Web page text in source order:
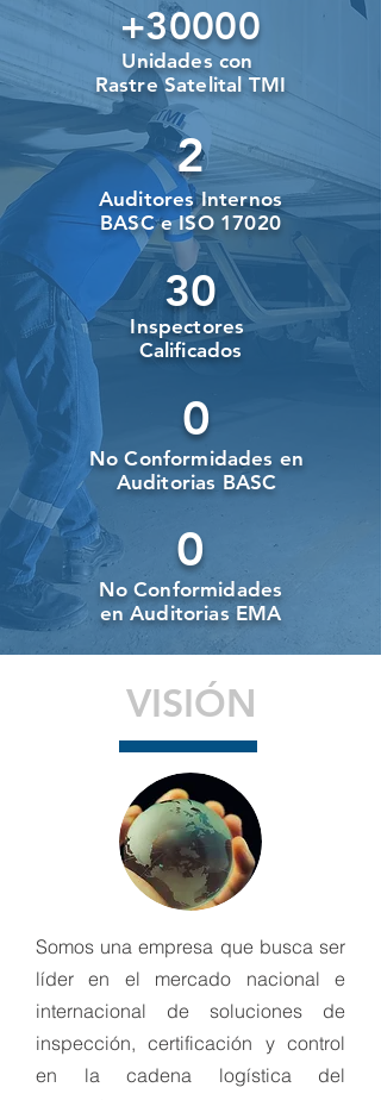
+30000
Unidades con
Rastre Satelital TMI
2
Auditores Internos
BASC e ISO 17020
30
Inspectores
Calificados
0
No Conformidades en
Auditorias BASC
0
No Conformidades
en Auditorias EMA
VISIÓN
Somos una empresa que busca ser
líder en el mercado nacional e
internacional de soluciones de
inspección, certificación y control
en la cadena logística del